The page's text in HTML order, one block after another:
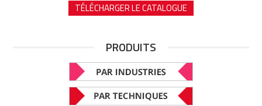
TÉLÉCHARGER LE CATALOGUE
PRODUITS